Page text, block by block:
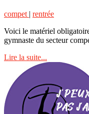
compet | rentrée
Voici le matériel
gymnaste du secteur
Lire la suite...